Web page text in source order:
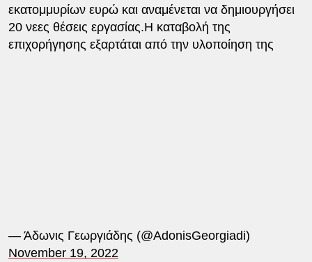
εκατομμυρίων ευρώ και αναμένεται να δημιουργήσει
20 νεες θέσεις εργασίας.Η καταβολή της
επιχορήγησης εξαρτάται από την υλοποίηση της
— Άδωνις Γεωργιάδης (@AdonisGeorgiadi)
November 19, 2022